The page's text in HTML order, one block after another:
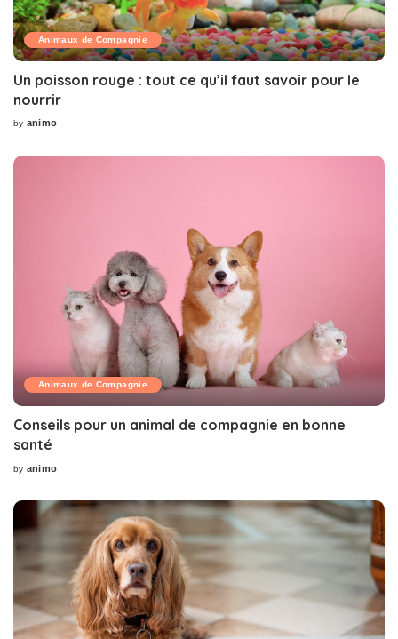
Animaux de Compagnie
Un poisson rouge : tout ce qu’il faut savoir pour le
nourrir
Posted
by animo
Animaux de Compagnie
Conseils pour un animal de compagnie en bonne
santé
Posted
by animo